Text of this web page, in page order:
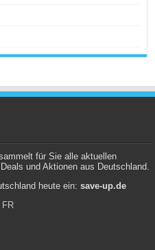
für Sie alle aktuellen
und Aktionen aus Deutschland.
heute ein: save-up.de
FR